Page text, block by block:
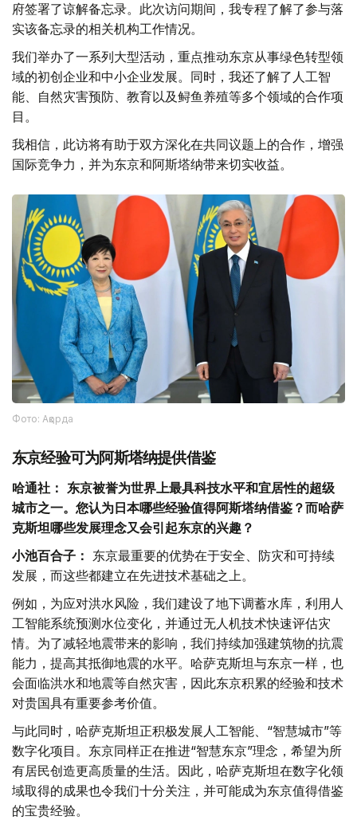
府签署了谅解备忘录。此次访问期间，我专程了解了参与落
实该备忘录的相关机构工作情况。
我们举办了一系列大型活动，重点推动东京从事绿色转型领
域的初创企业和中小企业发展。同时，我还了解了人工智
能、自然灾害预防、教育以及鲟鱼养殖等多个领域的合作项
目。
我相信，此访将有助于双方深化在共同议题上的合作，增强
国际竞争力，并为东京和阿斯塔纳带来切实收益。
Фото: Ақорда
东京经验可为阿斯塔纳提供借鉴
哈通社： 东京被誉为世界上最具科技水平和宜居性的超级
城市之一。您认为日本哪些经验值得阿斯塔纳借鉴？而哈萨
克斯坦哪些发展理念又会引起东京的兴趣？
小池百合子： 东京最重要的优势在于安全、防灾和可持续
发展，而这些都建立在先进技术基础之上。
例如，为应对洪水风险，我们建设了地下调蓄水库，利用人
工智能系统预测水位变化，并通过无人机技术快速评估灾
情。为了减轻地震带来的影响，我们持续加强建筑物的抗震
能力，提高其抵御地震的水平。哈萨克斯坦与东京一样，也
会面临洪水和地震等自然灾害，因此东京积累的经验和技术
对贵国具有重要参考价值。
与此同时，哈萨克斯坦正积极发展人工智能、“智慧城市”等
数字化项目。东京同样正在推进“智慧东京”理念，希望为所
有居民创造更高质量的生活。因此，哈萨克斯坦在数字化领
域取得的成果也令我们十分关注，并可能成为东京值得借鉴
的宝贵经验。